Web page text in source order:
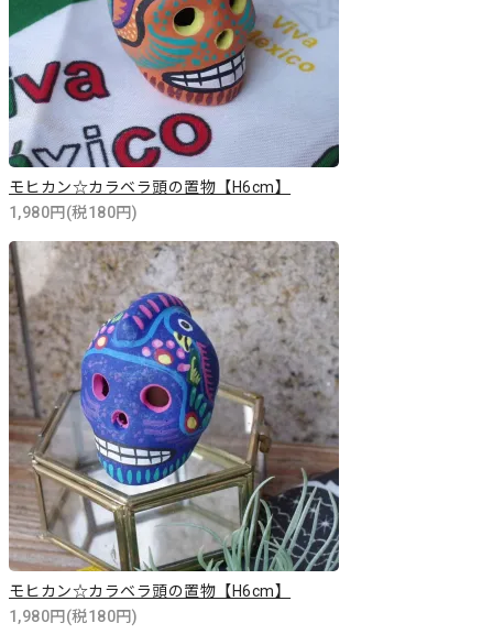
モヒカン☆カラベラ頭の置物【H6cm】
1,980円(税180円)
モヒカン☆カラベラ頭の置物【H6cm】
1,980円(税180円)